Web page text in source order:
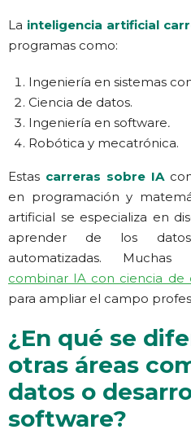
La inteligencia artificial
programas como:
Ingeniería en sistemas
Ciencia de datos.
Ingeniería en software.
Robótica y mecatrónica.
Estas carreras sobre IA
en programación y
artificial se especializa en
aprender de los
automatizadas. Muchas
combinar IA con ciencia de
para ampliar el campo
¿En qué se
otras áreas
datos o
software?